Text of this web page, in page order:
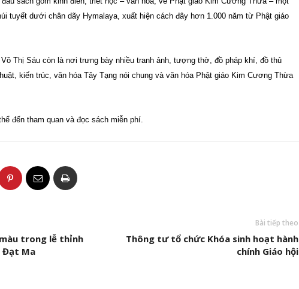
tuyết dưới chân dãy Hymalaya, xuất hiện cách đây hơn 1.000 năm từ Phật giáo
Thị Sáu còn là nơi trưng bày nhiều tranh ảnh, tượng thờ, đồ pháp khí, đồ thủ
kiến trúc, văn hóa Tây Tạng nói chung và văn hóa Phật giáo Kim Cương Thừa
đến tham quan và đọc sách miễn phí.
trong lễ thỉnh
Đạt Ma
Bài tiếp theo
Thông tư tổ chức Khóa sinh hoạt hành
chính Giáo hội